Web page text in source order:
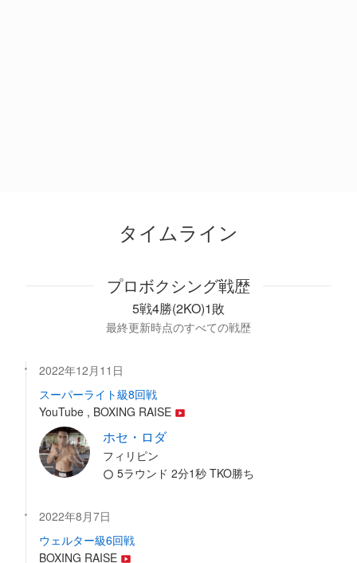
タイムライン
プロボクシング戦歴
5戦4勝(2KO)1敗
最終更新時点のすべての戦歴
2022年12月11日
スーパーライト級8回戦
YouTube , BOXING RAISE
ホセ・ロダ
フィリピン
5ラウンド 2分1秒 TKO勝ち
2022年8月7日
ウェルター級6回戦
BOXING RAISE